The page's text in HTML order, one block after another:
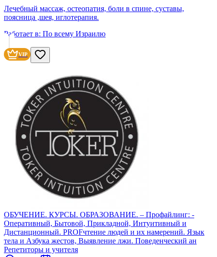
Лечебный массаж, остеопатия, боли в спине, суставы,
поясница ,шея, иглотерапия.
Работает в: По всему Израилю
VIP
ОБУЧЕНИЕ. КУРСЫ. ОБРАЗОВАНИЕ. – Профайлинг: -
Оперативный, Бытовой, Прикладной, Интуитивный и
Дистанционный. PROFчтение людей и их намерений. Язык
тела и Азбука жестов, Выявление лжи. Поведенческий ан
Репетиторы и учителя